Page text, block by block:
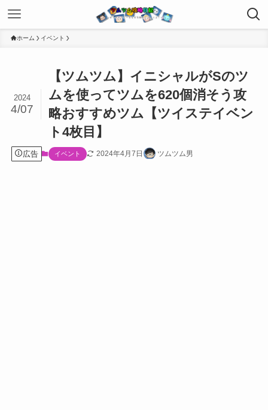
ホーム イベント
【ツムツム】イニシャルがSのツ
ムを使ってツムを620個消そう攻
略おすすめツム【ツイステイベン
ト4枚目】
2024
4/07
広告 イベント 2024年4月7日 ツムツム男